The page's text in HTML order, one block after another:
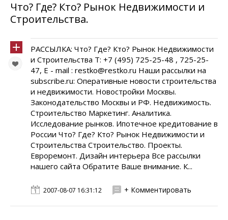
Что? Где? Кто? Рынок Недвижимости и
Строительства.
РАССЫЛКА: Что? Где? Кто? Рынок Недвижимости
и Строительства Т: +7 (495) 725-25-48 , 725-25-
47, E - mail : restko@restko.ru Наши рассылки на
subscribe.ru: Оперативные новости строительства
и недвижимости. Новостройки Москвы.
Законодательство Москвы и РФ. Недвижимость.
Строительство Маркетинг. Аналитика.
Исследование рынков. Ипотечное кредитование в
России Что? Где? Кто? Рынок Недвижимости и
Строительства Cтроительство. Проекты.
Евроремонт. Дизайн интерьера Все рассылки
нашего сайта Обратите Ваше внимание. К...
2007-08-07 16:31:12 + Комментировать